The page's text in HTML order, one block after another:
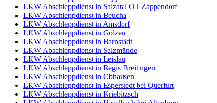
LKW Abschleppdienst in Salzatal OT Zappendorf
LKW Abschleppdienst in Beucha
LKW Abschleppdienst in Amsdorf
LKW Abschleppdienst in Golzen
LKW Abschleppdienst in Barnstädt
LKW Abschleppdienst in Salzmünde
LKW Abschleppdienst in Leislau
LKW Abschleppdienst in Regis-Breitingen
LKW Abschleppdienst in Obhausen
LKW Abschleppdienst in Esperstedt bei Querfurt
LKW Abschleppdienst in Kriebitzsch